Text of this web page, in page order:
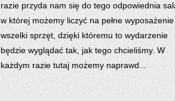
razie przyda nam się do tego odpowiednia
w której możemy liczyć na pełne
wszelki sprzęt, dzięki któremu to wydarzenie
będzie wyglądać tak, jak tego chcieliśmy. W
każdym razie tutaj możemy naprawd...